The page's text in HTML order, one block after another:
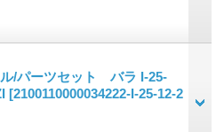
/パーツセット バラ I-25-
[2100110000034222-I-25-12-2